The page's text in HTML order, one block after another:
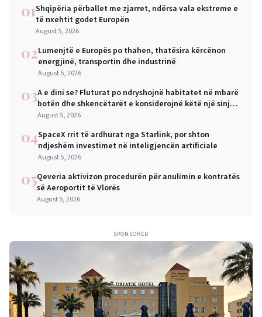
01Shqipëria përballet me zjarret, ndërsa vala ekstreme e
të nxehtit godet Europën
August 5, 2026
02Lumenjtë e Europës po thahen, thatësira kërcënon
energjinë, transportin dhe industrinë
August 5, 2026
03A e dini se? Fluturat po ndryshojnë habitatet në mbarë
botën dhe shkencëtarët e konsiderojnë këtë një sinjal
alarmi
August 5, 2026
04SpaceX rrit të ardhurat nga Starlink, por shton
ndjeshëm investimet në inteligjencën artificiale
August 5, 2026
05Qeveria aktivizon procedurën për anulimin e kontratës
së Aeroportit të Vlorës
August 5, 2026
SPONSORED